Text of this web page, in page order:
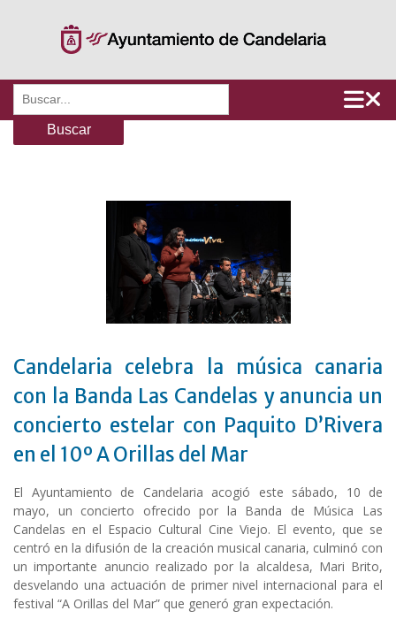
Buscar:
Candelaria celebra la música canaria
con la Banda Las Candelas y anuncia un
concierto estelar con Paquito D’Rivera
en el 10º A Orillas del Mar
El Ayuntamiento de Candelaria acogió este sábado, 10 de
mayo, un concierto ofrecido por la Banda de Música Las
Candelas en el Espacio Cultural Cine Viejo. El evento, que se
centró en la difusión de la creación musical canaria, culminó con
un importante anuncio realizado por la alcaldesa, Mari Brito,
desvelando una actuación de primer nivel internacional para el
festival “A Orillas del Mar” que generó gran expectación.